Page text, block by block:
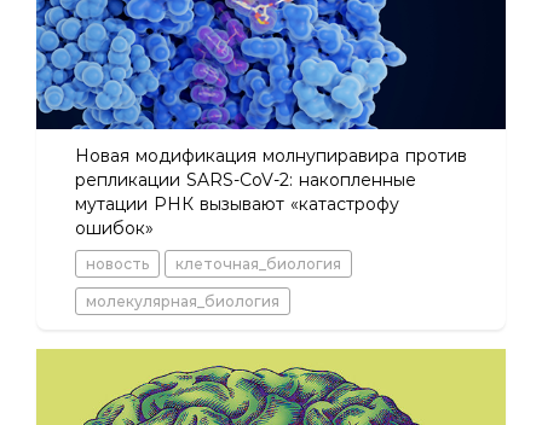
Новая модификация молнупиравира против
репликации SARS-CoV-2: накопленные
мутации РНК вызывают «катастрофу
ошибок»
новость клеточная_биология
молекулярная_биология